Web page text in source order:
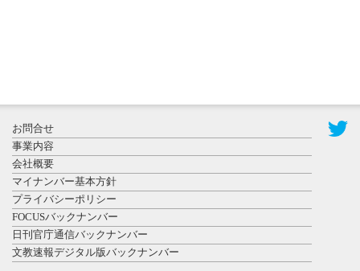
県警等と大
規模災害時
連携協定を
締結し...
お問合せ
事業内容
会社概要
マイナンバー基本方針
プライバシーポリシー
FOCUSバックナンバー
日刊官庁通信バックナンバー
文教速報デジタル版バックナンバー